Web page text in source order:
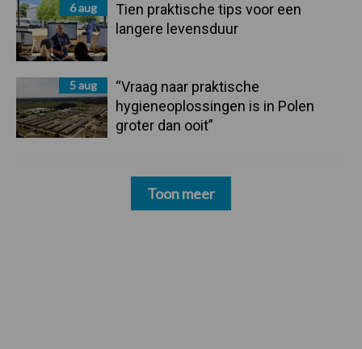
6 aug
Tien praktische tips voor een
langere levensduur
5 aug
“Vraag naar praktische
hygieneoplossingen is in Polen
groter dan ooit”
Toon meer